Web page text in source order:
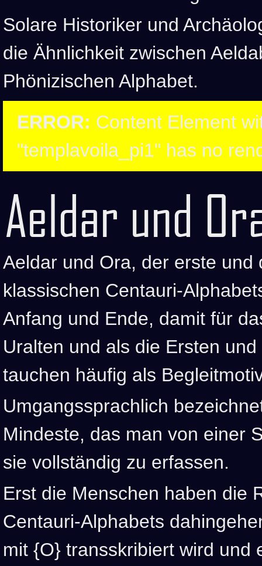
Solare Historiker und
die Ähnlichkeit zwischen
Phönizischen Alphabet.
ERROR: Content Element
"templavoila_pi1" has no
Aeldar und
Aeldar und Ora, der erste und
klassischen Centauri-
Anfang und Ende, damit für
Uralten und als die Ersten
tauchen häufig als
Umgangssprachlich
Mindeste, das man von einer
sie vollständig zu erfassen.
Erst die Menschen haben die
Centauri-Alphabets
mit {O} transskribiert wird und